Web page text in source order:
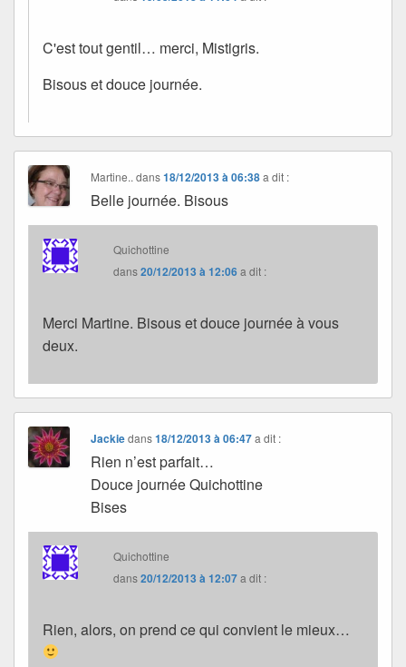
C'est tout gentil… merci, Mistigris.
Bisous et douce journée.
Martine.. dans18/12/2013 à 06:38 a dit :
Belle journée. Bisous
Quichottine
dans20/12/2013 à 12:06a dit :
Merci Martine. Bisous et douce journée à vous
deux.
Jackiedans18/12/2013 à 06:47 a dit :
Rien n’est parfait…
Douce journée Quichottine
Bises
Quichottine
dans20/12/2013 à 12:07a dit :
Rien, alors, on prend ce qui convient le mieux…